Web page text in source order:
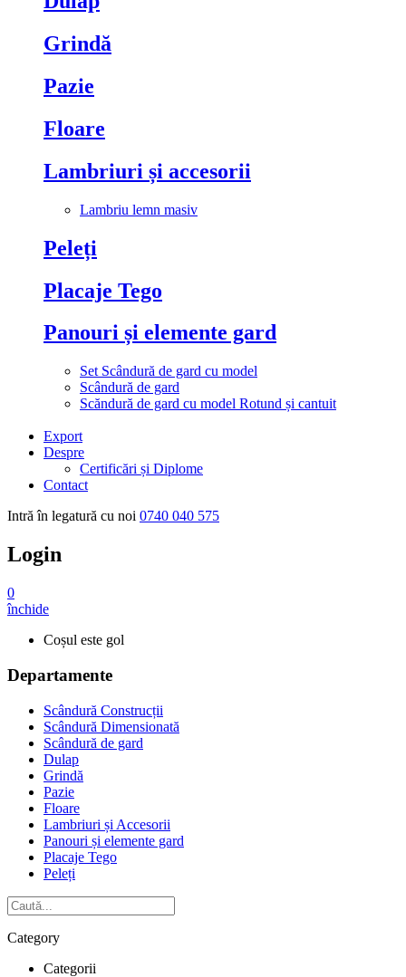
Grindă
Pazie
Floare
Lambriuri și accesorii
Lambriu lemn masiv
Peleți
Placaje Tego
Panouri și elemente gard
Set Scândură de gard cu model
Scândură de gard
Scăndură de gard cu model Rotund și cantuit
Export
Despre
Certificări și Diplome
Contact
Intră în legatură cu noi 0740 040 575
Login
0
închide
Coșul este gol
Departamente
Scândură Construcții
Scândură Dimensionată
Scândură de gard
Dulap
Grindă
Pazie
Floare
Lambriuri și Accesorii
Panouri și elemente gard
Placaje Tego
Peleți
Category
Categorii